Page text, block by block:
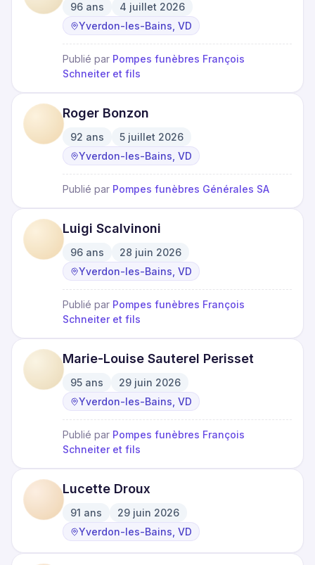
96 ans
·
4 juillet 2026
· Yverdon-les-Bains, VD
Publié par Pompes funèbres François
Schneiter et fils
Roger Bonzon
92 ans
·
5 juillet 2026
· Yverdon-les-Bains, VD
Publié par Pompes funèbres Générales SA
Luigi Scalvinoni
96 ans
·
28 juin 2026
· Yverdon-les-Bains, VD
Publié par Pompes funèbres François
Schneiter et fils
Marie-Louise Sauterel Perisset
95 ans
·
29 juin 2026
· Yverdon-les-Bains, VD
Publié par Pompes funèbres François
Schneiter et fils
Lucette Droux
91 ans
·
29 juin 2026
· Yverdon-les-Bains, VD